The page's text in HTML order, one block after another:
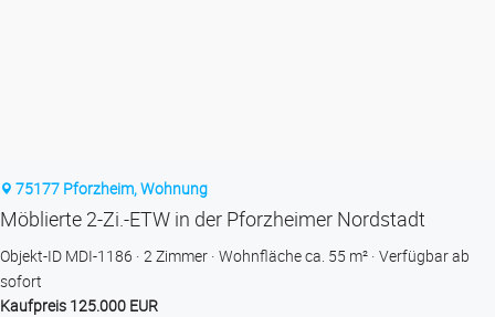
75177 Pforzheim, Wohnung
Möblierte 2-Zi.-ETW in der Pforzheimer Nordstadt
Objekt-ID MDI-1186 2 Zimmer Wohnfläche ca. 55 m² Verfügbar ab
sofort
Kaufpreis 125.000 EUR